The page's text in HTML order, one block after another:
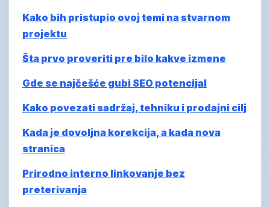
Kako bih pristupio ovoj temi na stvarnom
projektu
Šta prvo proveriti pre bilo kakve izmene
Gde se najčešće gubi SEO potencijal
Kako povezati sadržaj, tehniku i prodajni cilj
Kada je dovoljna korekcija, a kada nova
stranica
Prirodno interno linkovanje bez
preterivanja